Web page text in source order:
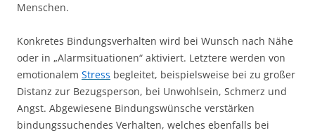
Menschen.
Konkretes Bindungsverhalten wird bei Wunsch nach Nähe
oder in „Alarmsituationen“ aktiviert. Letztere werden von
emotionalem Stress begleitet, beispielsweise bei zu großer
Distanz zur Bezugsperson, bei Unwohlsein, Schmerz und
Angst. Abgewiesene Bindungswünsche verstärken
bindungssuchendes Verhalten, welches ebenfalls bei